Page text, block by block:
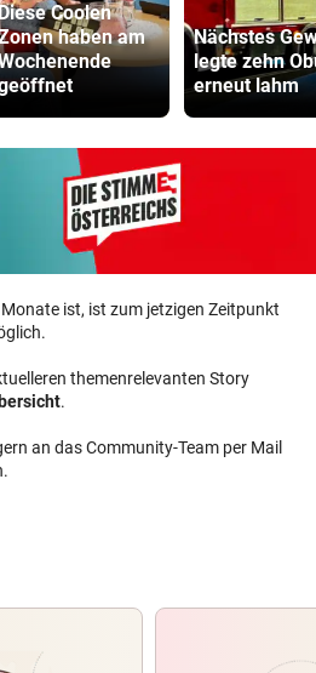
Coolen
haben am
Nächstes
legte zehn
erneut lahm
ist, ist zum jetzigen Zeitpunkt
themenrelevanten Story
.
an das Community-Team per Mail